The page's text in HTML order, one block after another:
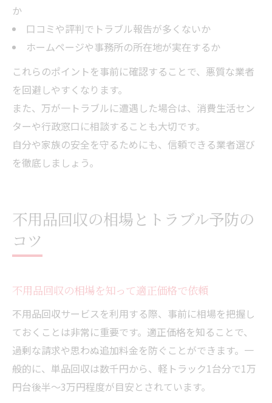
か
口コミや評判でトラブル報告が多くないか
ホームページや事務所の所在地が実在するか
これらのポイントを事前に確認することで、悪質な業者
を回避しやすくなります。
また、万が一トラブルに遭遇した場合は、消費生活セン
ターや行政窓口に相談することも大切です。
自分や家族の安全を守るためにも、信頼できる業者選び
を徹底しましょう。
不用品回収の相場とトラブル予防の
コツ
不用品回収の相場を知って適正価格で依頼
不用品回収サービスを利用する際、事前に相場を把握し
ておくことは非常に重要です。適正価格を知ることで、
過剰な請求や思わぬ追加料金を防ぐことができます。一
般的に、単品回収は数千円から、軽トラック1台分で1万
円台後半～3万円程度が目安とされています。